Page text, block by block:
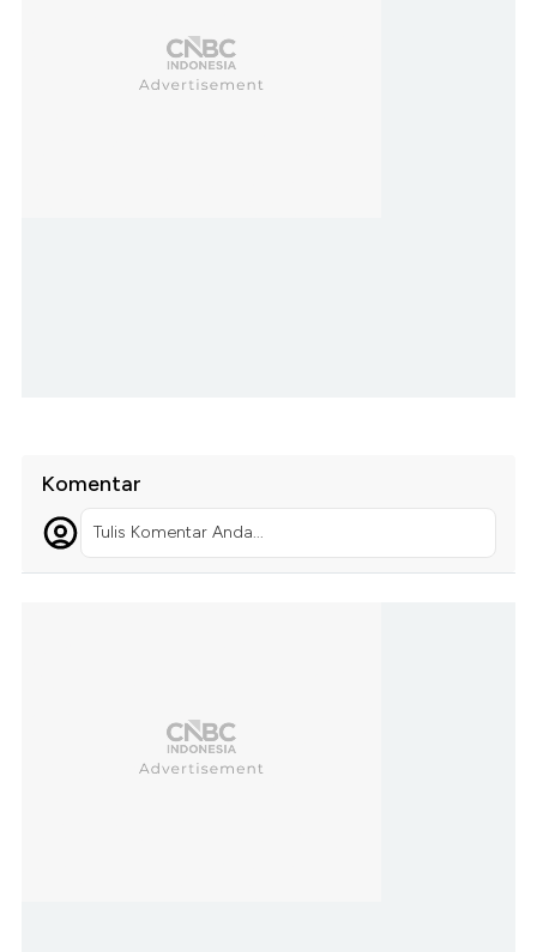
Komentar
Tulis Komentar Anda...